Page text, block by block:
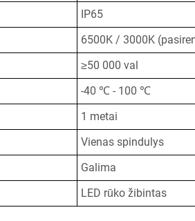
IP65
6500K / 3000K
≥50 000 val
-40 ℃ - 100 ℃
1 metai
Vienas spindulys
Galima
LED rūko žibintas